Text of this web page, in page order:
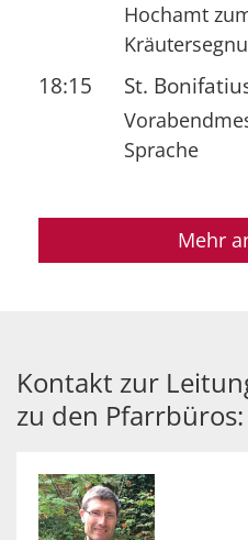
Hochamt
18:15 St.
Sprache
Mehr
Kontakt zur
zu den Pfarrbüros: